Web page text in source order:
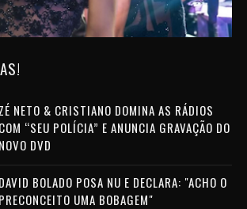
ZÉ NETO & CRISTIANO DOMINA AS RÁDIOS
COM “SEU POLÍCIA” E ANUNCIA GRAVAÇÃO DO
NOVO DVD
DAVID BOLADO POSA NU E DECLARA: "ACHO O
PRECONCEITO UMA BOBAGEM"